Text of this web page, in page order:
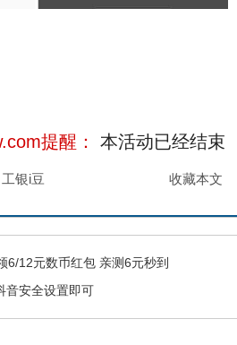
提醒： 本活动已经结束
收藏本文
工银i豆
6/12元数币红包 亲测6元秒到
音安全设置即可